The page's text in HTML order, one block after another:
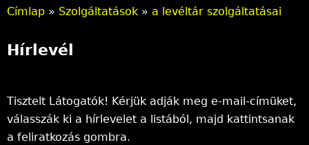
e
e
n
Címlap » Szolgáltatások » a levéltár szolgáltatásai
Hírlevél
Tisztelt Látogatók! Kérjük adják meg e-mail-címüket,
válasszák ki a hírlevelet a listából, majd kattintsanak
a feliratkozás gombra.